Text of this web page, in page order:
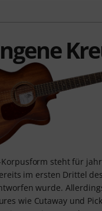
steht für
im ersten Drittel
wurde.
wie Cutaway und